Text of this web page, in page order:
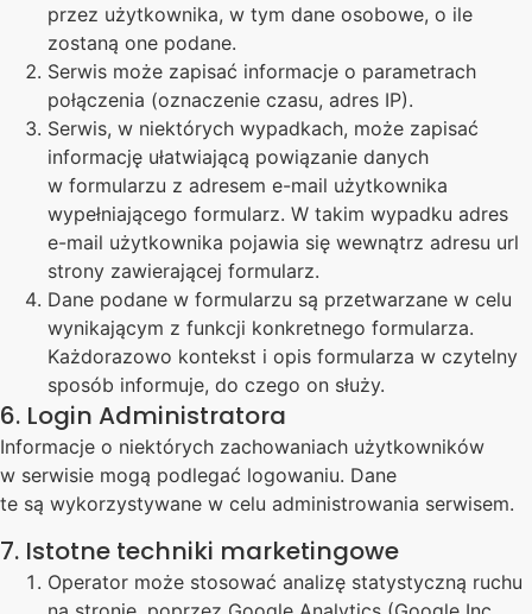
przez użytkownika, w tym dane osobowe, o ile
zostaną one podane.
Serwis może zapisać informacje o parametrach
połączenia (oznaczenie czasu, adres IP).
Serwis, w niektórych wypadkach, może zapisać
informację ułatwiającą powiązanie danych
w formularzu z adresem e-mail użytkownika
wypełniającego formularz. W takim wypadku adres
e-mail użytkownika pojawia się wewnątrz adresu url
strony zawierającej formularz.
Dane podane w formularzu są przetwarzane w celu
wynikającym z funkcji konkretnego formularza.
Każdorazowo kontekst i opis formularza w czytelny
sposób informuje, do czego on służy.
6. Login Administratora
Informacje o niektórych zachowaniach użytkowników
w serwisie mogą podlegać logowaniu. Dane
te są wykorzystywane w celu administrowania serwisem.
7. Istotne techniki marketingowe
Operator może stosować analizę statystyczną ruchu